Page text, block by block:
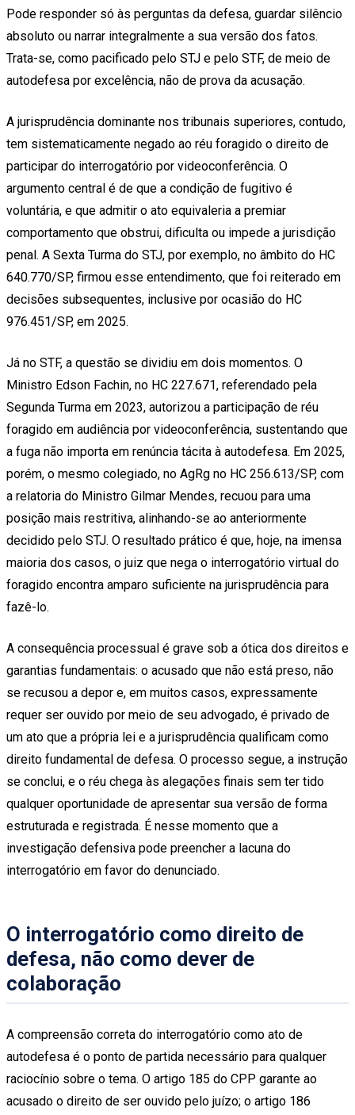
Pode responder só às perguntas da defesa, guardar silêncio
absoluto ou narrar integralmente a sua versão dos fatos.
Trata-se, como pacificado pelo STJ e pelo STF, de meio de
autodefesa por excelência, não de prova da acusação.
A jurisprudência dominante nos tribunais superiores, contudo,
tem sistematicamente negado ao réu foragido o direito de
participar do interrogatório por videoconferência. O
argumento central é de que a condição de fugitivo é
voluntária, e que admitir o ato equivaleria a premiar
comportamento que obstrui, dificulta ou impede a jurisdição
penal. A Sexta Turma do STJ, por exemplo, no âmbito do HC
640.770/SP, firmou esse entendimento, que foi reiterado em
decisões subsequentes, inclusive por ocasião do HC
976.451/SP, em 2025.
Já no STF, a questão se dividiu em dois momentos. O
Ministro Edson Fachin, no HC 227.671, referendado pela
Segunda Turma em 2023, autorizou a participação de réu
foragido em audiência por videoconferência, sustentando que
a fuga não importa em renúncia tácita à autodefesa. Em 2025,
porém, o mesmo colegiado, no AgRg no HC 256.613/SP, com
a relatoria do Ministro Gilmar Mendes, recuou para uma
posição mais restritiva, alinhando-se ao anteriormente
decidido pelo STJ. O resultado prático é que, hoje, na imensa
maioria dos casos, o juiz que nega o interrogatório virtual do
foragido encontra amparo suficiente na jurisprudência para
fazê-lo.
A consequência processual é grave sob a ótica dos direitos e
garantias fundamentais: o acusado que não está preso, não
se recusou a depor e, em muitos casos, expressamente
requer ser ouvido por meio de seu advogado, é privado de
um ato que a própria lei e a jurisprudência qualificam como
direito fundamental de defesa. O processo segue, a instrução
se conclui, e o réu chega às alegações finais sem ter tido
qualquer oportunidade de apresentar sua versão de forma
estruturada e registrada. É nesse momento que a
investigação defensiva pode preencher a lacuna do
interrogatório em favor do denunciado.
O interrogatório como direito de
defesa, não como dever de
colaboração
A compreensão correta do interrogatório como ato de
autodefesa é o ponto de partida necessário para qualquer
raciocínio sobre o tema. O artigo 185 do CPP garante ao
acusado o direito de ser ouvido pelo juízo; o artigo 186